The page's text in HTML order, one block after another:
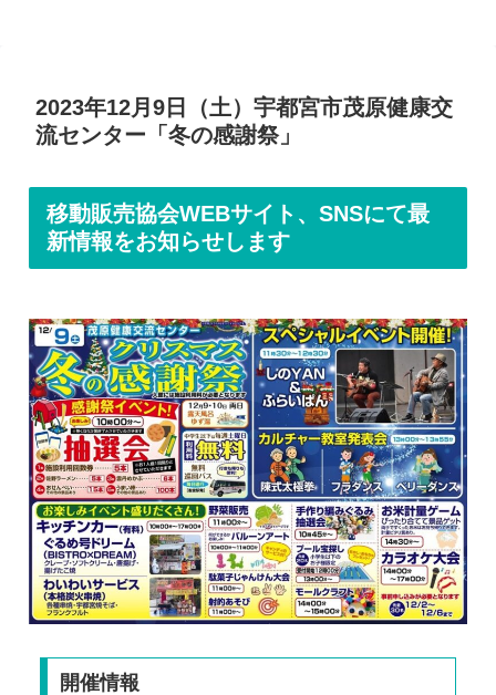
2023年12月9日（土）宇都宮市茂原健康交
流センター「冬の感謝祭」
移動販売協会WEBサイト、SNSにて最
新情報をお知らせします
開催情報